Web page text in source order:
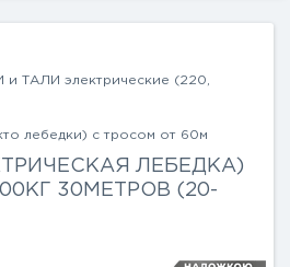
ТАЛИ электрические (220,
лебедки) с тросом от 60м
ЛЕБЕДКА)
30МЕТРОВ (20-